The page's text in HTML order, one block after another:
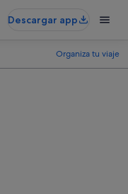
Descargar app
Organiza tu viaje